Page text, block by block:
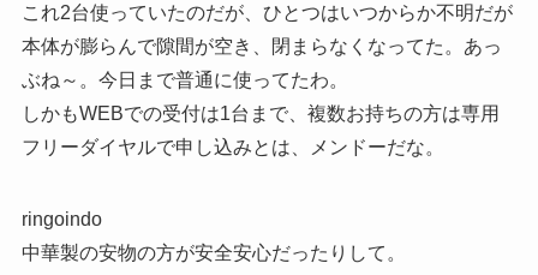
これ2台使っていたのだが、ひとつはいつからか不明だが
本体が膨らんで隙間が空き、閉まらなくなってた。あっ
ぶね～。今日まで普通に使ってたわ。
しかもWEBでの受付は1台まで、複数お持ちの方は専用
フリーダイヤルで申し込みとは、メンドーだな。
ringoindo
中華製の安物の方が安全安心だったりして。